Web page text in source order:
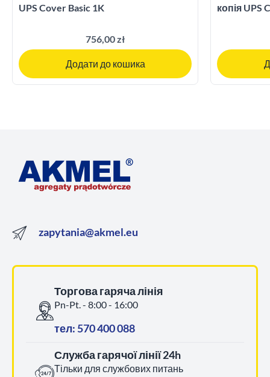
UPS Cover Basic 1K
756,00 zł
Додати до кошика
копія UPS
zapytania@akmel.eu
Торгова гаряча лінія
Pn-Pt. - 8:00 - 16:00
тел: 570 400 088
Служба гарячої лінії 24h
Тільки для службових питань